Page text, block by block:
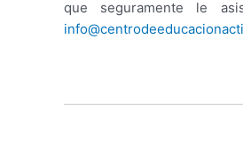
que seguramente le